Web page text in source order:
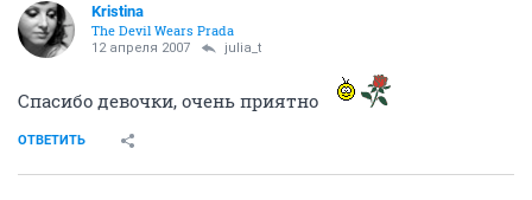
Kristina
The Devil Wears Prada
12 апреля 2007 julia_t
Спасибо девочки, очень приятно
ОТВЕТИТЬ